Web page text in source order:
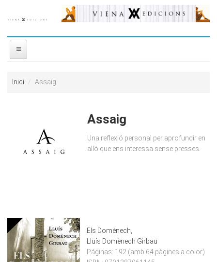
PREMIS
Inici Assaig
Assaig
Una reflexió personal per aprofundir en
allò que ens interessa sense presses.
Els Domènech,
Lluís Domènech Girbau
Páginas: 192 (amb 64 pàgines a color)